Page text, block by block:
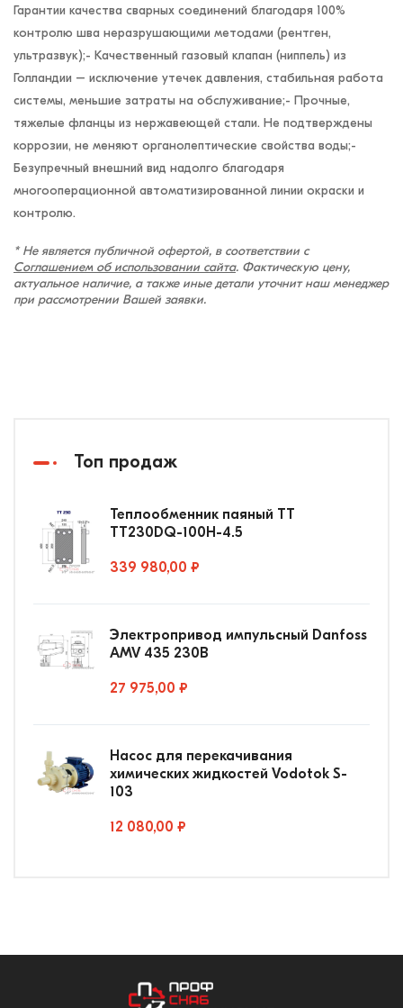
Гарантии качества сварных соединений благодаря 100%
контролю шва неразрушающими методами (рентген,
ультразвук);- Качественный газовый клапан (ниппель) из
Голландии – исключение утечек давления, стабильная работа
системы, меньшие затраты на обслуживание;- Прочные,
тяжелые фланцы из нержавеющей стали. Не подтверждены
коррозии, не меняют органолептические свойства воды;-
Безупречный внешний вид надолго благодаря
многооперационной автоматизированной линии окраски и
контролю.
* Не является публичной офертой, в соответствии с
Соглашением об использовании сайта. Фактическую цену,
актуальное наличие, а также иные детали уточнит наш менеджер
при рассмотрении Вашей заявки.
Топ продаж
Теплообменник паяный ТТ
ТТ230DQ-100Н-4.5
339 980,00 ₽
Электропривод импульсный Danfoss
AMV 435 230В
27 975,00 ₽
Насос для перекачивания
химических жидкостей Vodotok S-
103
12 080,00 ₽